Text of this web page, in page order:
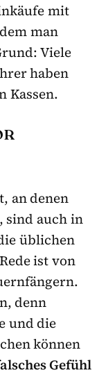
mit
man
Viele
haben
Kassen.
an denen
sind auch in
üblichen
ist von
denn
und die
können
Gefühl